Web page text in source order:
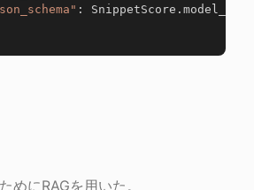
: SnippetScore .
めにRAGを用いた。